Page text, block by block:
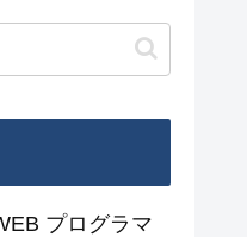
プログラマ